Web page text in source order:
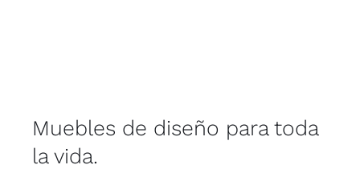
Muebles de diseño para toda
la vida.